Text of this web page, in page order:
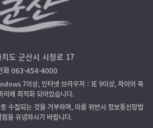
치도 군산시 시청로 17
화 063-454-4000
7이상, 인터넷 브라우저：IE 9이상, 파이어 폭
리에 최적화 되어있습니다.
수집되는 것을 거부하며, 이를 위반시 정보통신망법
을 유념하시기 바랍니다.